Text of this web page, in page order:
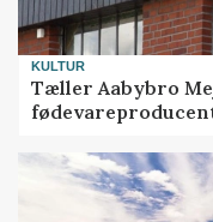
KULTUR
Tæller Aabybro